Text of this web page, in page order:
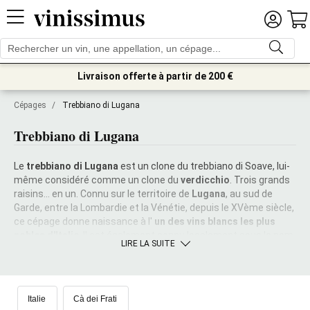
Livraison offerte à partir de 200 €
Cépages / Trebbiano di Lugana
Trebbiano di Lugana
Le trebbiano di Lugana est un clone du trebbiano di Soave, lui-
même considéré comme un clone du verdicchio . Trois grands
raisins... en un. Connu sur le territoire de Lugana, au sud de
Garde, entre la Lombardie et la Vénétie, depuis le XVème siècle,
ce cépage donne naissance à l' un des vins blancs les plus
. Il est vinifié comme un
l'acier sur les lies.
Il résiste également à l’affinage en
avec des résultats généralement plus vanillés ; il est
LIRE LA SUITE
Italie Cà dei Frati